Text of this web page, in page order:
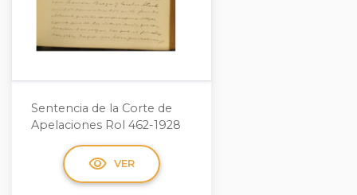
Sentencia de la Corte de
Apelaciones Rol 462-1928
visibility VER